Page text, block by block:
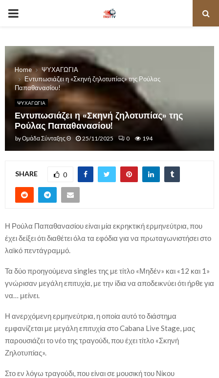
PRIMARY
Home
ΨΥΧΑΓΩΓΙΑ
Εντυπωσιάζει η «Σκηνή ζηλοτυπίας» της Ρούλας
Παπαθανασίου!
ΨΥΧΑΓΩΓΙΑ
Εντυπωσιάζει η «Σκηνή ζηλοτυπίας» της
Ρούλας Παπαθανασίου!
byΟμάδα Σύνταξης Θ 25/11/2025 0 194
SHARE 0
Η Ρούλα Παπαθανασίου είναι μία εκρηκτική ερμηνεύτρια, που
έχει δείξει ότι διαθέτει όλα τα εφόδια για να πρωταγωνιστήσει στο
λαϊκό πεντάγραμμό.
Τα δύο προηγούμενα singles της με τίτλο «Μηδέν» και «12 και 1»
γνώρισαν μεγάλη επιτυχία, με την ίδια να αποδεικνύει ότι ήρθε για
να… μείνει.
Η ανερχόμενη ερμηνεύτρια, η οποία αυτό το διάστημα
εμφανίζεται με μεγάλη επιτυχία στο Cabana Live Stage, μας
παρουσιάζει το νέο της τραγούδι, που έχει τίτλο «Σκηνή
Ζηλοτυπίας».
Στο εν λόγω τραγούδι, που είναι σε μουσική του Νίκου